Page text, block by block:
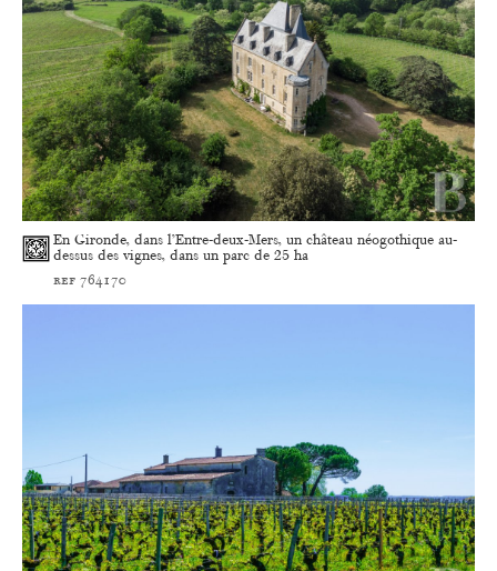
En Gironde, dans l’Entre-deux-Mers, un château néogothique au-
dessus des vignes, dans un parc de 25 ha
ref 764170